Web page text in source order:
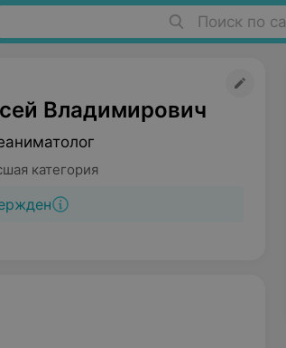
Поиск по
Владимирович
категория